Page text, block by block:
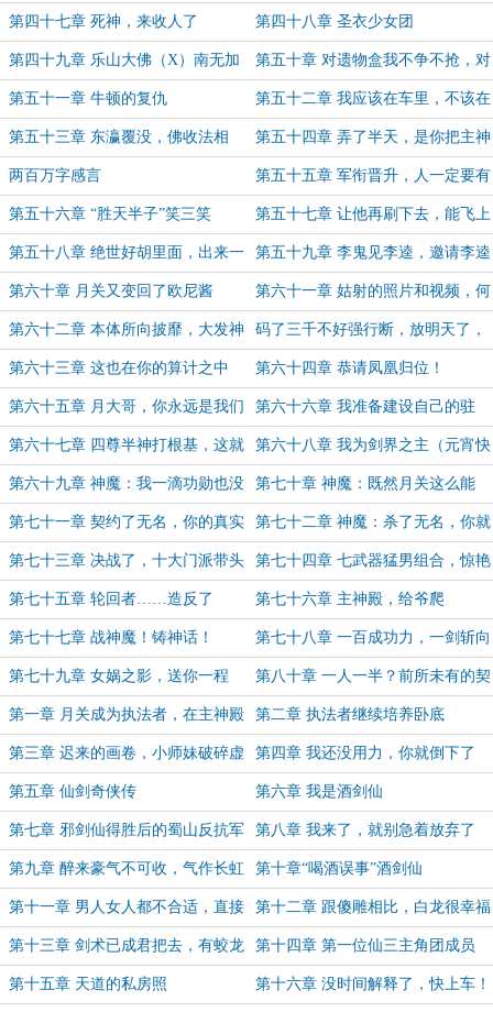
的逆袭！
第四十七章 死神，来收人了 第四十八章 圣衣少女团
第四十九章 乐山大佛（X）南无加
特林菩萨（?）
第五十章 对遗物盒我不争不抢，对
东瀛我重拳出击
第五十一章 牛顿的复仇 第五十二章 我应该在车里，不该在
车底，看到你们有多甜蜜
第五十三章 东瀛覆没，佛收法相 第五十四章 弄了半天，是你把主神
殿给我的奖励，吃了回扣了！
两百万字感言 第五十五章 军衔晋升，人一定要有
梦想
第五十六章 “胜天半子”笑三笑 第五十七章 让他再刷下去，能飞上
天跟神魔肩并肩
第五十八章 绝世好胡里面，出来一
个阿拉丁灯神？
第五十九章 李鬼见李逵，邀请李逵
上梁山
第六十章 月关又变回了欧尼酱 第六十一章 姑射的照片和视频，何
等恐怖如斯
第六十二章 本体所向披靡，大发神
威
码了三千不好强行断，放明天了，
争取一万八吧
第六十三章 这也在你的算计之中
吗？
第六十四章 恭请凤凰归位！
第六十五章 月大哥，你永远是我们
的好大哥！
第六十六章 我准备建设自己的驻
地，还望弟弟妹妹搭一把手
第六十七章 四尊半神打根基，这就
叫牌面
第六十八章 我为剑界之主（元宵快
乐）
第六十九章 神魔：我一滴功勋也没
有了
第七十章 神魔：既然月关这么能
干，不如……
第七十一章 契约了无名，你的真实
面目就将暴露
第七十二章 神魔：杀了无名，你就
是新的神裔
第七十三章 决战了，十大门派带头
冲锋
第七十四章 七武器猛男组合，惊艳
登场
第七十五章 轮回者……造反了 第七十六章 主神殿，给爷爬
第七十七章 战神魔！铸神话！ 第七十八章 一百成功力，一剑斩向
天外天
第七十九章 女娲之影，送你一程 第八十章 一人一半？前所未有的契
约方式！
第一章 月关成为执法者，在主神殿
内生杀予夺
第二章 执法者继续培养卧底
第三章 迟来的画卷，小师妹破碎虚
空
第四章 我还没用力，你就倒下了
第五章 仙剑奇侠传 第六章 我是酒剑仙
第七章 邪剑仙得胜后的蜀山反抗军 第八章 我来了，就别急着放弃了
第九章 醉来豪气不可收，气作长虹
贯牛斗
第十章“喝酒误事”酒剑仙
第十一章 男人女人都不合适，直接
上大雕
第十二章 跟傻雕相比，白龙很幸福
了
第十三章 剑术已成君把去，有蛟龙
处斩蛟龙
第十四章 第一位仙三主角团成员
第十五章 天道的私房照 第十六章 没时间解释了，快上车！